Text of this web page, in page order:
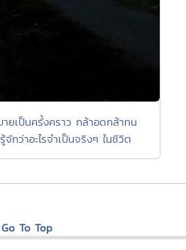
ยเป็นครั้งคราว กล้าอดกล้าทน
กว่าอะไรจำเป็นจริงๆ ในชีวิต
Go To Top